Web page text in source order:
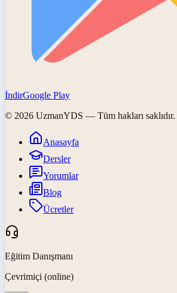
İndirGoogle Play
© 2026 UzmanYDS — Tüm hakları saklıdır.
Anasayfa
Dersler
Yorumlar
Blog
Ücretler
Eğitim Danışmanı
Çevrimiçi (online)